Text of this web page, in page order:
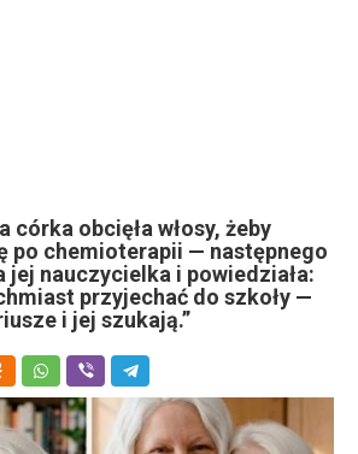
córka obcięła włosy, żeby
po chemioterapii — następnego
jej nauczycielka i powiedziała:
przyjechać do szkoły —
i jej szukają.”